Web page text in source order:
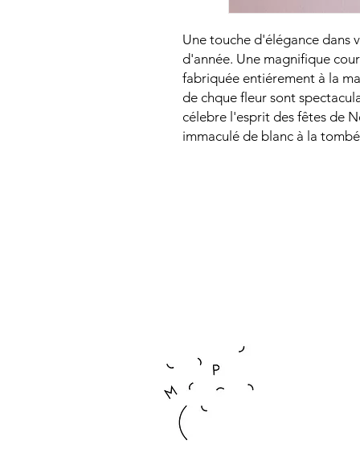
Une touche d'élégance dans
d'année. Une magnifique
fabriquée entiérement à la
de chque fleur sont
célebre l'esprit des fêtes de
immaculé de blanc à la